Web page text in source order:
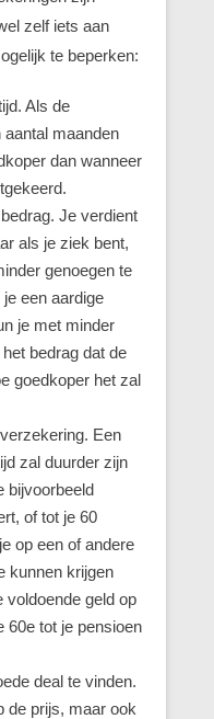
zelf iets aan
te beperken:
Als de
maanden
dan wanneer
Je verdient
als je ziek bent,
genoegen te
een aardige
je met minder
bedrag dat de
goedkoper het zal
Een
zal duurder zijn
bijvoorbeeld
of tot je 60
op een of andere
kunnen krijgen
voldoende geld op
60e tot je pensioen
deal te vinden.
de prijs, maar ook